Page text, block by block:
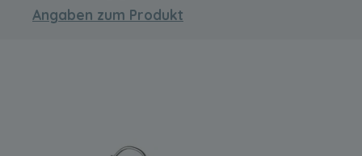
Angaben zum Produkt